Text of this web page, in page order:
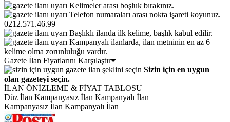
Kelimeler arası boşluk bırakınız.
Telefon numaraları arası nokta işareti koyunuz.
0212.571.46.99
Başlıklı ilanda ilk kelime, başlık kabul edilir.
Kampanyalı ilanlarda, ilan metninin en az 6
kelime olma zorunluluğu vardır.
Gazete İlan Fiyatlarını Karşılaştır
Sizin için en uygun
olan gazeteyi seçin.
İLAN ÖNİZLEME & FİYAT TABLOSU
Düz İlan Kampanyasız İlan Kampanyalı İlan
Kampanyasız İlan Kampanyalı İlan